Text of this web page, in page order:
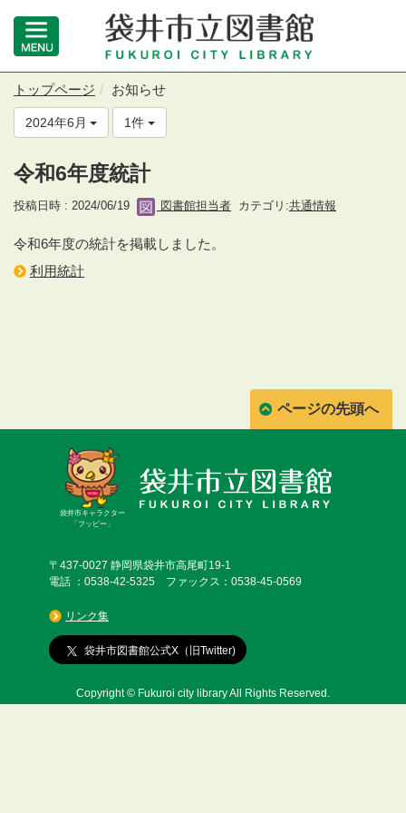
トップページ お知らせ
2024年6月 1件
令和6年度統計
投稿日時 : 2024/06/19 図書館担当者 カテゴリ:共通情報
令和6年度の統計を掲載しました。
利用統計
ページの先頭へ
袋井市キャラクター
「フッピー」
〒437-0027 静岡県袋井市高尾町19-1
電話 ：0538-42-5325 ファックス：0538-45-0569
リンク集
袋井市図書館公式X（旧Twitter)
Copyright © Fukuroi city library All Rights Reserved.